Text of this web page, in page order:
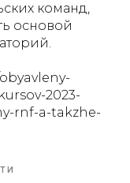
команд,
основой
2023-
rnf-a-takzhe-